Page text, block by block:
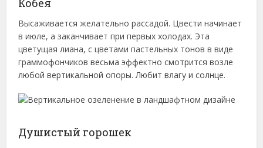
Высаживается желательно рассадой. Цвести начинает
в июле, а заканчивает при первых холодах. Эта
цветущая лиана, с цветами пастельных тонов в виде
граммофончиков весьма эффектно смотрится возле
любой вертикальной опоры. Любит влагу и солнце.
Душистый горошек